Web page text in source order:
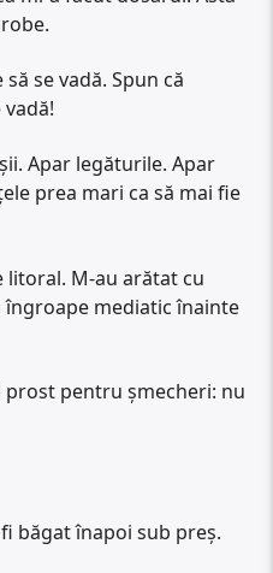
se vadă. Spun că
Apar legăturile. Apar
prea mari ca să mai fie
litoral. M-au arătat cu
îngroape mediatic înainte
pentru șmecheri: nu
băgat înapoi sub preș.